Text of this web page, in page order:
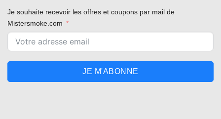
Je souhaite recevoir les offres et coupons par mail de
Mistersmoke.com
JE M'ABONNE